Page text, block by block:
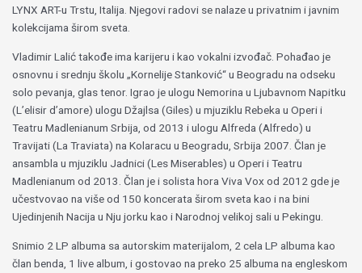
LYNX ART-u Trstu, Italija. Njegovi radovi se nalaze u privatnim i javnim
kolekcijama širom sveta.
Vladimir Lalić takođe ima karijeru i kao vokalni izvođač. Pohađao je
osnovnu i srednju školu „Kornelije Stanković“ u Beogradu na odseku
solo pevanja, glas tenor. Igrao je ulogu Nemorina u Ljubavnom Napitku
(L’elisir d’amore) ulogu Džajlsa (Giles) u mjuziklu Rebeka u Operi i
Teatru Madlenianum Srbija, od 2013 i ulogu Alfreda (Alfredo) u
Travijati (La Traviata) na Kolaracu u Beogradu, Srbija 2007. Član je
ansambla u mjuziklu Jadnici (Les Miserables) u Operi i Teatru
Madlenianum od 2013. Član je i solista hora Viva Vox od 2012 gde je
učestvovao na više od 150 koncerata širom sveta kao i na bini
Ujedinjenih Nacija u Nju jorku kao i Narodnoj velikoj sali u Pekingu.
Snimio 2 LP albuma sa autorskim materijalom, 2 cela LP albuma kao
član benda, 1 live album, i gostovao na preko 25 albuma na engleskom